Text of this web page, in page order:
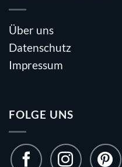
Über uns
Datenschutz
Impressum
FOLGE UNS